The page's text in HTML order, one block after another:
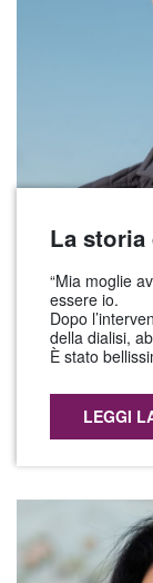
La
“Mia moglie
essere io.
Dopo
della dialisi,
È stato
LEGGI